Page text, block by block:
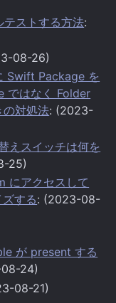
ストする方法:
08-26)
Swift Package を
ではなく Folder
の対処法: (2023-
えスイッチは何を
25)
にアクセスして
する: (2023-08-
が present する
24)
08-21)